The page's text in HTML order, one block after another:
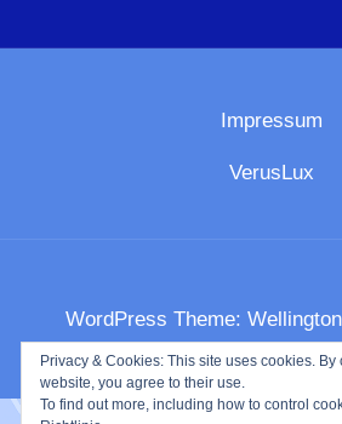
Impressum
VerusLux
WordPress Theme:
Privacy & Cookies: This site uses cookies.
website, you agree to their use.
To find out more, including how to control